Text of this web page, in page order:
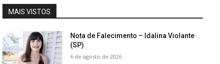
MAIS VISTOS
Nota de Falecimento – Idalina Violante
(SP)
6 de agosto de 2026